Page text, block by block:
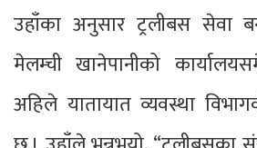
उहाँका अनुसार ट्रलीबस सेवा
मेलम्ची खानेपानीको
अहिले यातायात व्यवस्था